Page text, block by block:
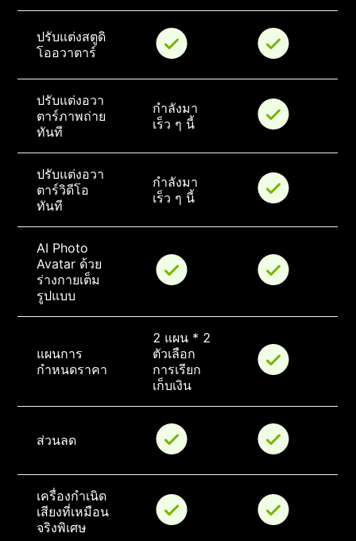
ปรับแต่งสตูดิ
โออวาตาร์
ปรับแต่งอวา
ตาร์ภาพถ่าย
ทันที
กำลังมา
เร็ว ๆ นี้
ปรับแต่งอวา
ตาร์วิดีโอ
ทันที
กำลังมา
เร็ว ๆ นี้
AI Photo
Avatar ด้วย
ร่างกายเต็ม
รูปแบบ
แผนการ
กำหนดราคา
2 แผน * 2
ตัวเลือก
การเรียก
เก็บเงิน
ส่วนลด
เครื่องกำเนิด
เสียงที่เหมือน
จริงพิเศษ